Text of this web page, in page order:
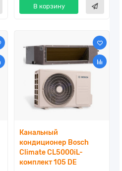
В корзину
Канальный
кондиционер Bosch
Climate CL5000iL-
комплект 105 DE